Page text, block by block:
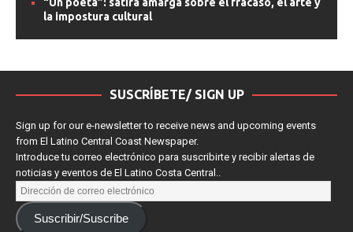
“Un poeta”: sátira amarga sobre el fracaso, el arte y
la impostura cultural
SUSCRÍBETE/ SIGN UP
Sign up for our e-newsletter to receive news and upcoming events
from El Latino Central Coast Newspaper.
Introduce tu correo electrónico para suscribirte y recibir alertas de
noticias y eventos de El Latino Costa Central..